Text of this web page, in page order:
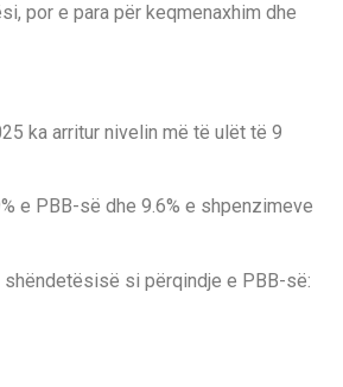
por e para për keqmenaxhim dhe
ka arritur nivelin më të ulët të 9
e PBB-së dhe 9.6% e shpenzimeve
si përqindje e PBB-së: